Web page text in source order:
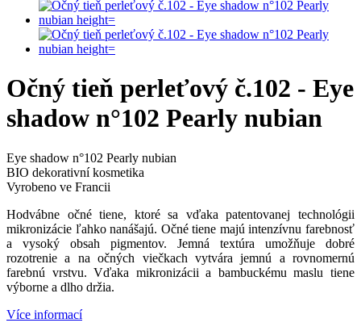
Očný tieň perleťový č.102 - Eye
shadow n°102 Pearly nubian
Eye shadow n°102 Pearly nubian
BIO dekorativní kosmetika
Vyrobeno ve Francii
Hodvábne očné tiene, ktoré sa vďaka patentovanej technológii
mikronizácie ľahko nanášajú. Očné tiene majú intenzívnu farebnosť
a vysoký obsah pigmentov. Jemná textúra umožňuje dobré
rozotrenie a na očných viečkach vytvára jemnú a rovnomernú
farebnú vrstvu. Vďaka mikronizácii a bambuckému maslu tiene
výborne a dlho držia.
Více informací